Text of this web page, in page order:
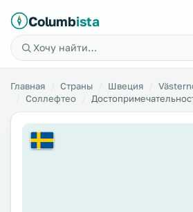
Columbista
Главная Страны Швеция
Соллефтео